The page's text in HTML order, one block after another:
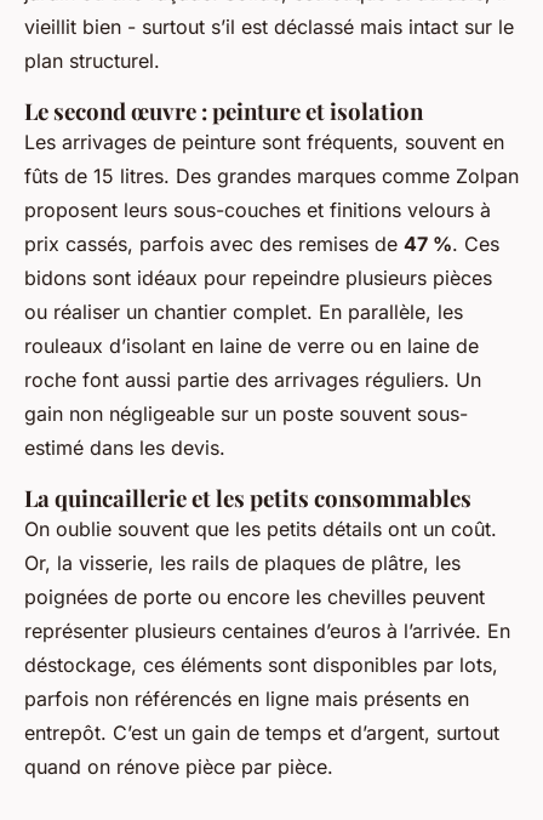
vieillit bien - surtout s’il est déclassé mais intact sur le
plan structurel.
Le second œuvre : peinture et isolation
Les arrivages de peinture sont fréquents, souvent en
fûts de 15 litres. Des grandes marques comme Zolpan
proposent leurs sous-couches et finitions velours à
prix cassés, parfois avec des remises de 47 %. Ces
bidons sont idéaux pour repeindre plusieurs pièces
ou réaliser un chantier complet. En parallèle, les
rouleaux d’isolant en laine de verre ou en laine de
roche font aussi partie des arrivages réguliers. Un
gain non négligeable sur un poste souvent sous-
estimé dans les devis.
La quincaillerie et les petits consommables
On oublie souvent que les petits détails ont un coût.
Or, la visserie, les rails de plaques de plâtre, les
poignées de porte ou encore les chevilles peuvent
représenter plusieurs centaines d’euros à l’arrivée. En
déstockage, ces éléments sont disponibles par lots,
parfois non référencés en ligne mais présents en
entrepôt. C’est un gain de temps et d’argent, surtout
quand on rénove pièce par pièce.